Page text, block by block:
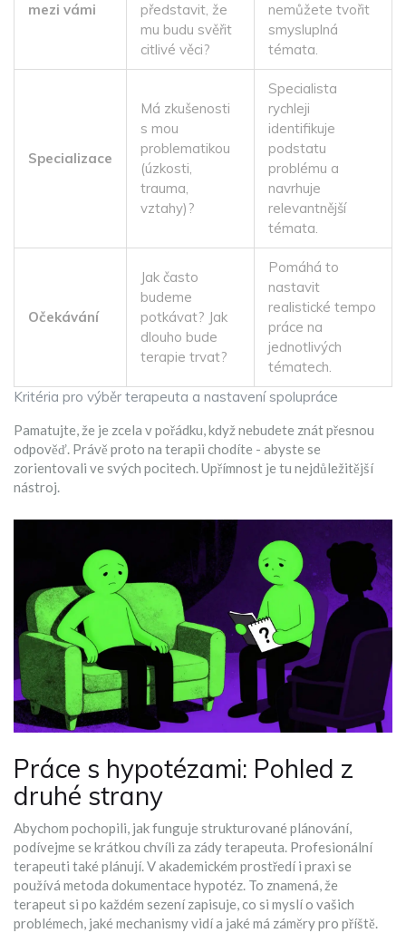
Kritéria pro výběr terapeuta a nastavení spolupráce
mezi vámi
představit, že
mu budu svěřit
citlivé věci?
nemůžete tvořit
smysluplná
témata.
Specializace
Má zkušenosti
s mou
problematikou
(úzkosti,
trauma,
vztahy)?
Specialista
rychleji
identifikuje
podstatu
problému a
navrhuje
relevantnější
témata.
Očekávání
Jak často
budeme
potkávat? Jak
dlouho bude
terapie trvat?
Pomáhá to
nastavit
realistické tempo
práce na
jednotlivých
tématech.
Pamatujte, že je zcela v pořádku, když nebudete znát přesnou
odpověď. Právě proto na terapii chodíte - abyste se
zorientovali ve svých pocitech. Upřímnost je tu nejdůležitější
nástroj.
Práce s hypotézami: Pohled z
druhé strany
Abychom pochopili, jak funguje strukturované plánování,
podívejme se krátkou chvíli za zády terapeuta. Profesionální
terapeuti také plánují. V akademickém prostředí i praxi se
používá metoda dokumentace hypotéz. To znamená, že
terapeut si po každém sezení zapisuje, co si myslí o vašich
problémech, jaké mechanismy vidí a jaké má záměry pro příště.